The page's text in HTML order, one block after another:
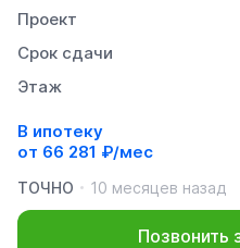
Проект
Срок сдачи
Этаж
В ипотеку
от 66 281 ₽/мес
ТОЧНО
10 месяцев назад
Позвонить